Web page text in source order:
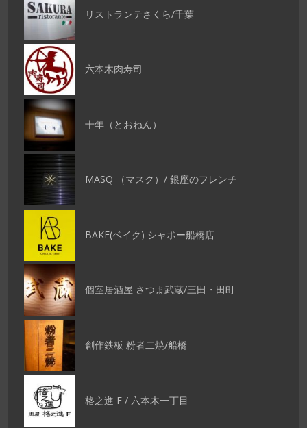
リストランテさくら/千葉
六本木肉寿司
十年（とおねん）
MASQ （マスク）/ 銀座のフレンチ
BAKE(ベイク) シャポー船橋店
個室居酒屋 さつま武蔵/三田・田町
創作鉄板 粉者二焼/船橋
格之進 F / 六本木一丁目